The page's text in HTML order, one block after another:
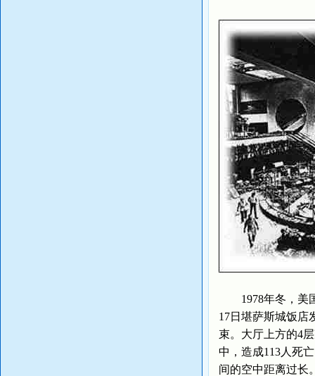
1978年冬，美国
17日堪萨斯城饭店
束。大厅上方的4
中，造成113人死
间的空中距离过长